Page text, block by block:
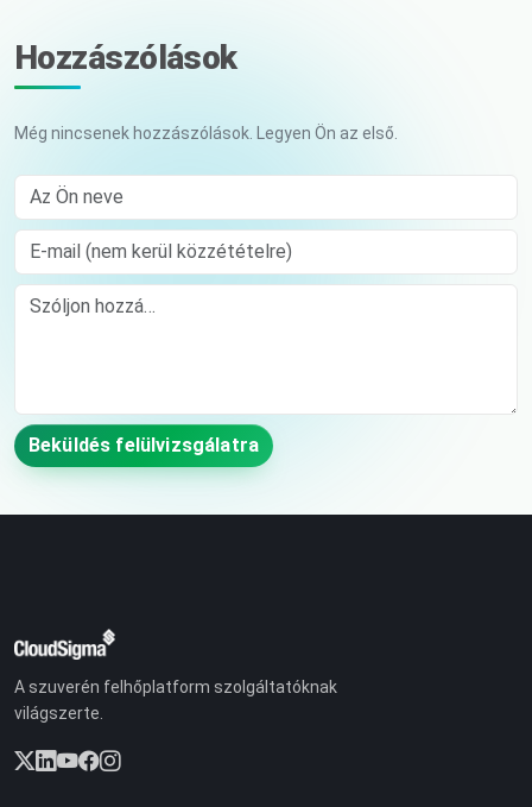
Hozzászólások
Még nincsenek hozzászólások. Legyen Ön az első.
Az Ön neve
E-mail (nem kerül közzétételre)
Comment
Beküldés felülvizsgálatra
A szuverén felhőplatform szolgáltatóknak
világszerte.